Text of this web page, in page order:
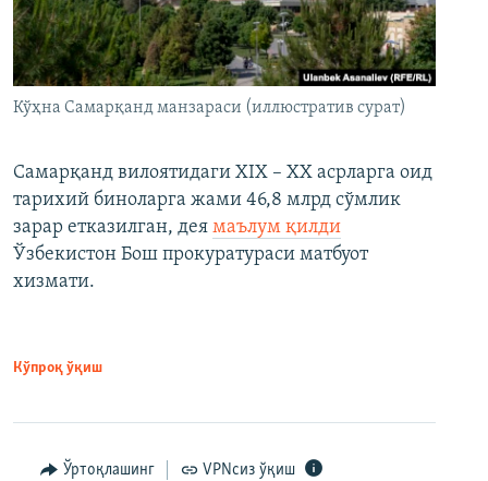
Кўҳна Самарқанд манзараси (иллюстратив сурат)
Самарқанд вилоятидаги XIX – XX асрларга оид
тарихий биноларга жами 46,8 млрд сўмлик
зарар етказилган, дея маълум қилди
Ўзбекистон Бош прокуратураси матбуот
хизмати.
Кўпроқ ўқиш
Ўртоқлашинг VPNсиз ўқиш